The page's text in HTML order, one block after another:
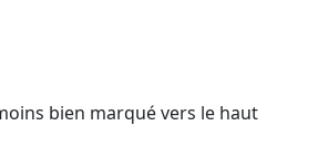
bien marqué vers le haut